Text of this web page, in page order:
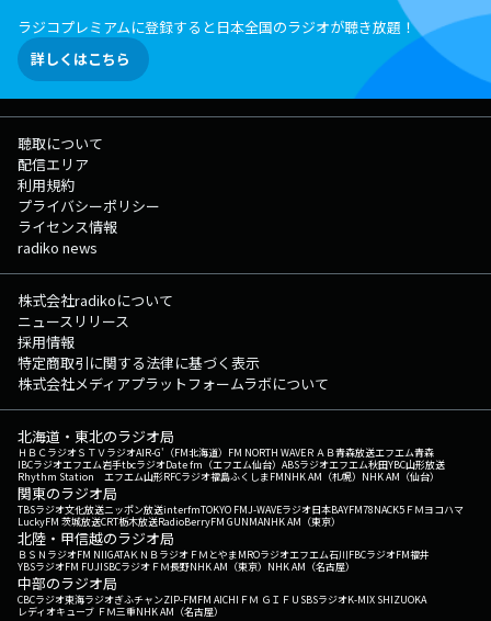
ラジコプレミアムに登録すると日本全国のラジオが聴き放題！
詳しくはこちら
聴取について
配信エリア
利用規約
プライバシーポリシー
ライセンス情報
radiko news
株式会社radikoについて
ニュースリリース
採用情報
特定商取引に関する法律に基づく表示
株式会社メディアプラットフォームラボについて
北海道・東北のラジオ局
ＨＢＣラジオＳＴＶラジオAIR-G'（FM北海道） FM NORTH WAVEＲＡＢ青森放送エフエム青森
IBCラジオエフエム岩手tbcラジオDate fm（エフエム仙台） ABSラジオエフエム秋田YBC山形放送
Rhythm Station エフエム山形RFCラジオ福島ふくしまFMNHK AM（札幌） NHK AM（仙台）
関東のラジオ局
TBSラジオ文化放送ニッポン放送interfmTOKYO FMJ-WAVEラジオ日本BAYFM78NACK5 ＦＭヨコハマ
LuckyFM 茨城放送CRT栃木放送RadioBerryFM GUNMANHK AM（東京）
北陸・甲信越のラジオ局
ＢＳＮラジオFM NIIGATAＫＮＢラジオ ＦＭとやまMROラジオエフエム石川FBCラジオFM福井
YBSラジオFM FUJISBCラジオ ＦＭ長野NHK AM（東京） NHK AM（名古屋）
中部のラジオ局
CBCラジオ東海ラジオぎふチャンZIP-FMFM AICHI ＦＭ ＧＩＦＵ SBSラジオK-MIX SHIZUOKA
レディオキューブ ＦＭ三重NHK AM（名古屋）